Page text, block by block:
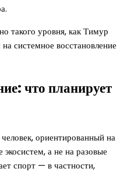
такого уровня, как Тимур
системное восстановление
что планирует
ориентированный на
а не на разовые
спорт — в частности,